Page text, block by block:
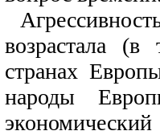
возрастала (в
странах
народы